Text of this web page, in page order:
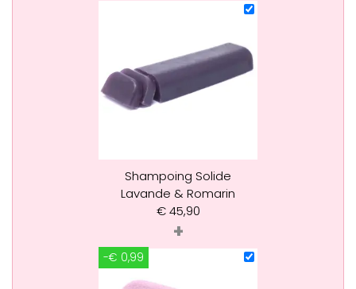
Shampoing Solide
Lavande & Romarin
€45,90
+
-€ 0,99